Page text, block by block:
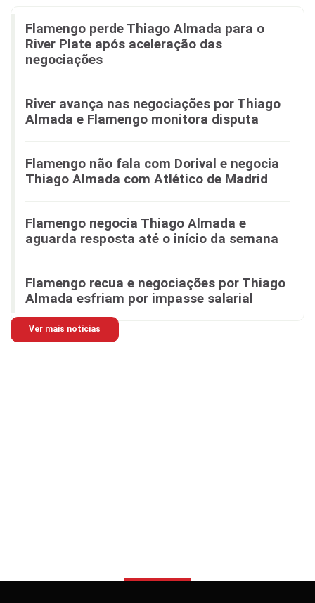
Flamengo perde Thiago Almada para o
River Plate após aceleração das
negociações
River avança nas negociações por Thiago
Almada e Flamengo monitora disputa
Flamengo não fala com Dorival e negocia
Thiago Almada com Atlético de Madrid
Flamengo negocia Thiago Almada e
aguarda resposta até o início da semana
Flamengo recua e negociações por Thiago
Almada esfriam por impasse salarial
Ver mais notícias